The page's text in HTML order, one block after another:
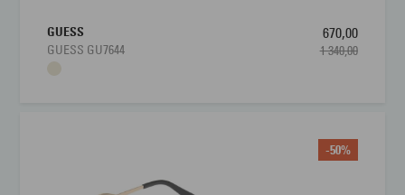
GUESS
GUESS GU7644
670,00
1 340,00
-50%